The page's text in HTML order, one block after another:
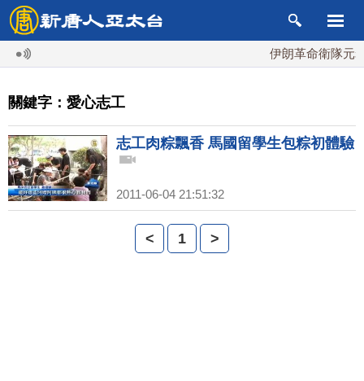
伊朗革命衛隊元
關鍵字：愛心志工
志工肉粽飄香 馬國留學生包粽初體驗
2011-06-04 21:51:32
< 1 >